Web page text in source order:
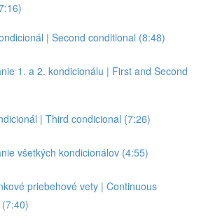
| Second conditional (8:48)
1. a 2. kondicionálu | First and Second
| Third condicional (7:26)
všetkých kondicionálov (4:55)
priebehové vety | Continuous